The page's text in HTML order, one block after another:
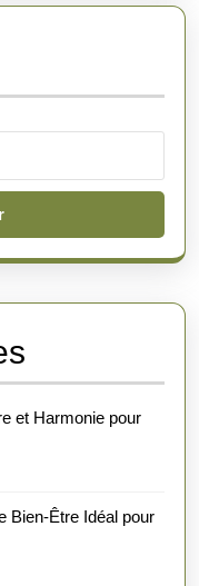
et Harmonie pour
Bien-Être Idéal pour